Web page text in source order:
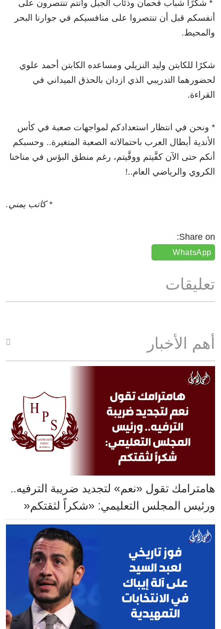
* شكرًا شباب فحمان وذئاب الجبل وأنتم تنتصرون على
أنفسكم قبل أن تنتصروا على منافسيكم في جوارنا البحر
والمحيط.
شكرًا للكابتن وليد النزيلي ومساعده الكابتن أحمد علوي
لحضورهما التدريبي الذي ازدان بالحذق الميداني في
القراءة.
* ونحن في انتظار استعدادكم لمواجهات صعبة في كأس
الأندية أبطال العرب باحتمالاته الصعبة المتغيرة.. وحسبكم
أنكم حتى الآن كفَّيتم ووفَّيتم، رغم منطق البؤس في مناخنا
الكروي والرياضي العام..!
* كاتب يمني.
Share on:
WhatsApp
تعليقات
أهم الأخبار
هامترامك تقول «نعم» لتجديد ضريبة الترفيه..
ورئيس المجلس التعليمي: «شكراً لثقتكم«